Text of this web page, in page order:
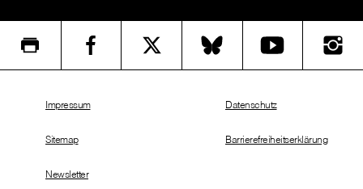
Impressum
Sitemap
Newsletter
Datenschutz
Barrierefreiheitserklärung